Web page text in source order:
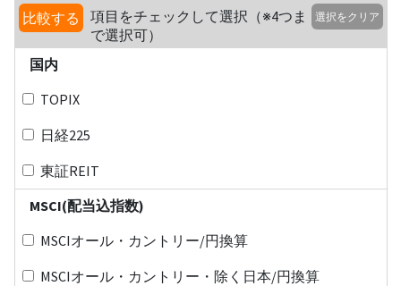
比較する
項目をチェックして選択（※4つま
で選択可）
選択をクリア
国内
TOPIX
日経225
東証REIT
MSCI(配当込指数)
MSCIオール・カントリー/円換算
MSCIオール・カントリー・除く日本/円換算